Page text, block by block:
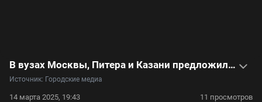
В вузах Москвы, Питера и Казани предложили урезать места для регионов. Что об этом думают студенты: видео
Источник: Городские медиа
14 марта 2025, 19:43 11 просмотров